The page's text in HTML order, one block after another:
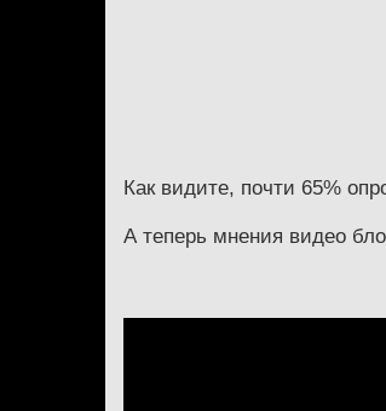
Как видите, почти 65%
А теперь мнения видео